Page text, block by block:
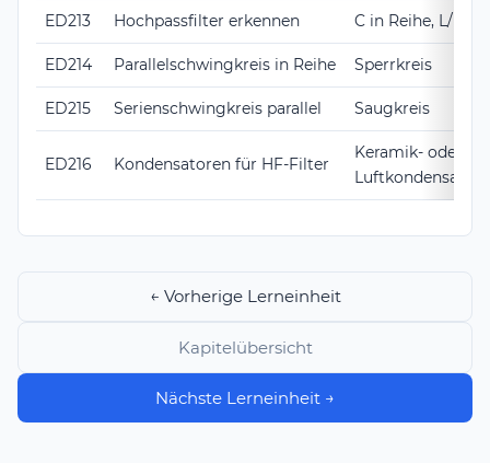
ED213 Hochpassfilter erkennen C in Reihe, L/R
ED214 Parallelschwingkreis in Reihe Sperrkreis
ED215 Serienschwingkreis parallel Saugkreis
ED216 Kondensatoren für HF-Filter
Keramik- oder
← Vorherige Lerneinheit
Kapitelübersicht
Nächste Lerneinheit →